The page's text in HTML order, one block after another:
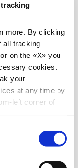
more. By clicking
all tracking
on the «X» you
cookies.
your
at any time by
left corner of